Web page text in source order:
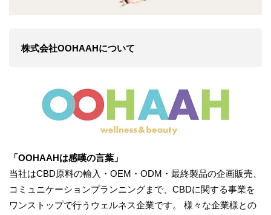
株式会社OOHAAHについて
「OOHAAHは感嘆の⾔葉」
当社はCBD原料の輸入・OEM・ODM・最終製品の企画販売、
コミュニケーションプランニングまで、CBDに関する事業を
ワンストップで⾏うウェルネス企業です。 様々な企業様との